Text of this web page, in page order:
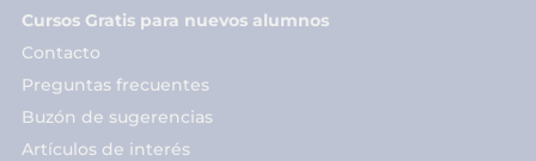
Cursos Gratis para nuevos alumnos
Contacto
Preguntas frecuentes
Buzón de sugerencias
Artículos de interés